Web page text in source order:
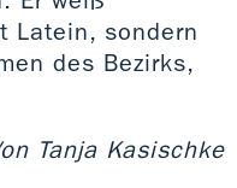
Latein, sondern
des Bezirks,
Tanja Kasischke